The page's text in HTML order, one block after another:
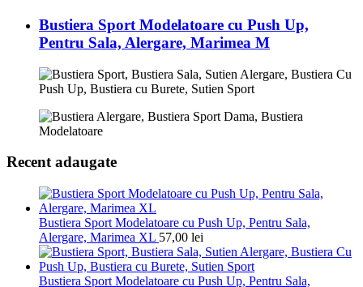
Bustiera Sport Modelatoare cu Push Up,
Pentru Sala, Alergare, Marimea M
Recent adaugate
Bustiera Sport Modelatoare cu Push Up, Pentru Sala,
Alergare, Marimea XL 57,00 lei
Bustiera Sport Modelatoare cu Push Up, Pentru Sala,